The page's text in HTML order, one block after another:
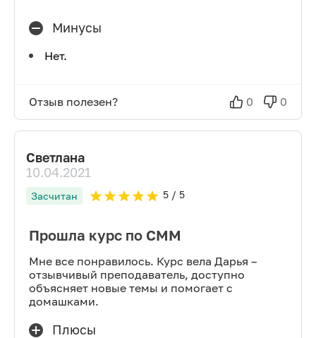
Минусы
Нет.
Отзыв полезен? 0 0
Светлана
10.04.2021
Засчитан 5/ 5
Прошла курс по СММ
Мне все понравилось. Курс вела Дарья –
отзывчивый преподаватель, доступно
объясняет новые темы и помогает с
домашками.
Плюсы